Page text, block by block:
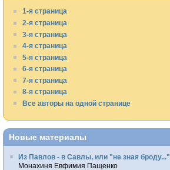
1-я страница
2-я страница
3-я страница
4-я страница
5-я страница
6-я страница
7-я страница
8-я страница
Все авторы на одной странице
Новые материалы
Из Павлов - в Савлы, или "не зная броду..."
Монахиня Евфимия Пащенко